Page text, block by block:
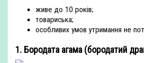
живе до 10 років;
товариська;
особливих умов утримання не
1. Бородата агама (бородатий